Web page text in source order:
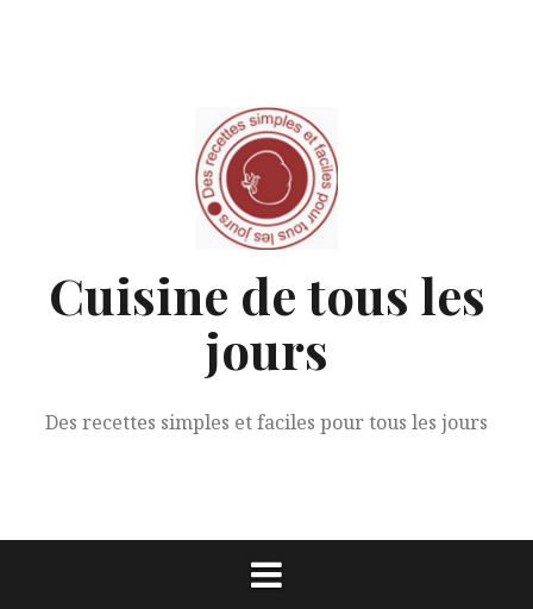
Cuisine de tous les
jours
Des recettes simples et faciles pour tous les jours